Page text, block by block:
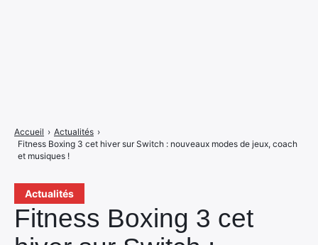
Actualités
Fitness Boxing 3 cet
Accueil › Actualités ›
Fitness Boxing 3 cet hiver sur Switch : nouveaux modes de jeux, coach
et musiques !